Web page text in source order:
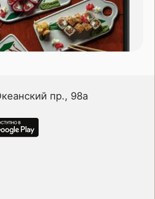
пр., 98а